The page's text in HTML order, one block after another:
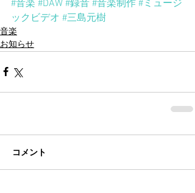
#音楽 #DAW #録音 #音楽制作 #ミュージ
ックビデオ #三島元樹
音楽
お知らせ
コメント